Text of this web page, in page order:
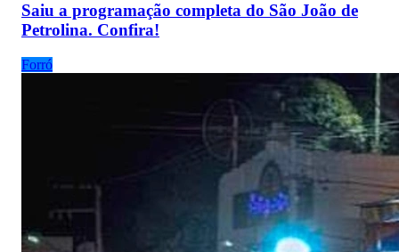
Saiu a programação completa do São João de
Petrolina. Confira!
Forró